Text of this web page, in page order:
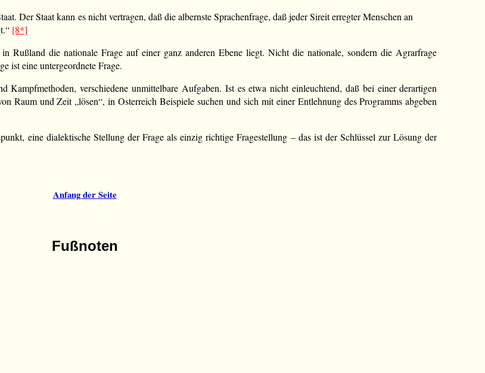
Der Staat kann es nicht vertragen, daß die albernste Sprachenfrage, daß jeder Sireit erregter Menschen an
[8*]
Rußland die nationale Frage auf einer ganz anderen Ebene liegt. Nicht die nationale, sondern die Agrarfrage
ist eine untergeordnete Frage.
Kampfmethoden, verschiedene unmittelbare Aufgaben. Ist es etwa nicht einleuchtend, daß bei einer derartigen
Raum und Zeit „lösen“, in Osterreich Beispiele suchen und sich mit einer Entlehnung des Programms abgeben
eine dialektische Stellung der Frage als einzig richtige Fragestellung – das ist der Schlüssel zur Lösung der
Anfang der Seite
Fußnoten